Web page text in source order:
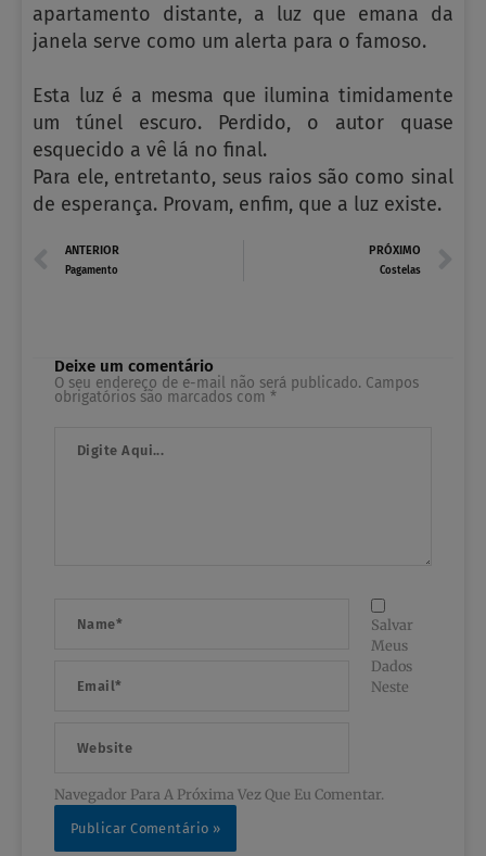
apartamento distante, a luz que emana da
janela serve como um alerta para o famoso.
Esta luz é a mesma que ilumina timidamente
um túnel escuro. Perdido, o autor quase
esquecido a vê lá no final.
Para ele, entretanto, seus raios são como sinal
de esperança. Provam, enfim, que a luz existe.
Prev
ANTERIOR
Pagamento
PRÓXIMO
Costelas
Deixe um comentário
O seu endereço de e-mail não será publicado. Campos
obrigatórios são marcados com *
Aqui...
Salvar
Meus
Dados
Neste
Navegador Para A Próxima Vez Que Eu Comentar.